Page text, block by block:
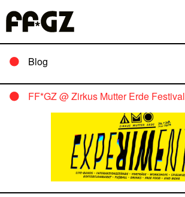
Blog
FF*GZ @ Zirkus Mutter Erde Festival